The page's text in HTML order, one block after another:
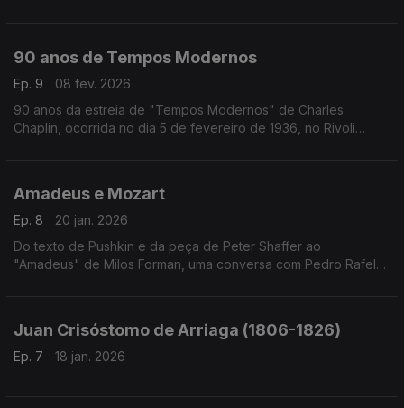
90 anos de Tempos Modernos
Ep. 9
08 fev. 2026
90 anos da estreia de "Tempos Modernos" de Charles
Chaplin, ocorrida no dia 5 de fevereiro de 1936, no Rivoli
Amadeus e Mozart
Ep. 8
20 jan. 2026
Do texto de Pushkin e da peça de Peter Shaffer ao
"Amadeus" de Milos Forman, uma conversa com Pedro Rafel
Juan Crisóstomo de Arriaga (1806-1826)
Ep. 7 18 jan. 2026